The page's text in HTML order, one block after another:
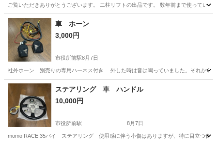
ご覧いただきありがとうございます。 二柱リフトの出品です。 数年前まで使ってい
長野 長野市 稲荷山駅
車 ホーン
3,000円
市役所前駅8月7日
社外ホーン 別売りの専用ハーネス付き 外した時は音は鳴っていました。それから
長野 長野市 市役所前駅 その他
ステアリング 車 ハンドル
10,000円
市役所前駅 8月7日
momo RACE 35パイ ステアリング 使用感に伴う小傷はありますが、特に目立つ